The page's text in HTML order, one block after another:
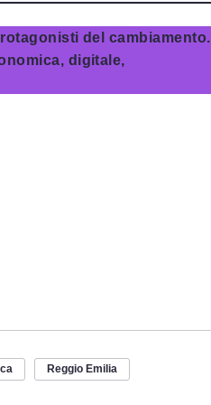
del cambiamento.
digitale,
Reggio Emilia